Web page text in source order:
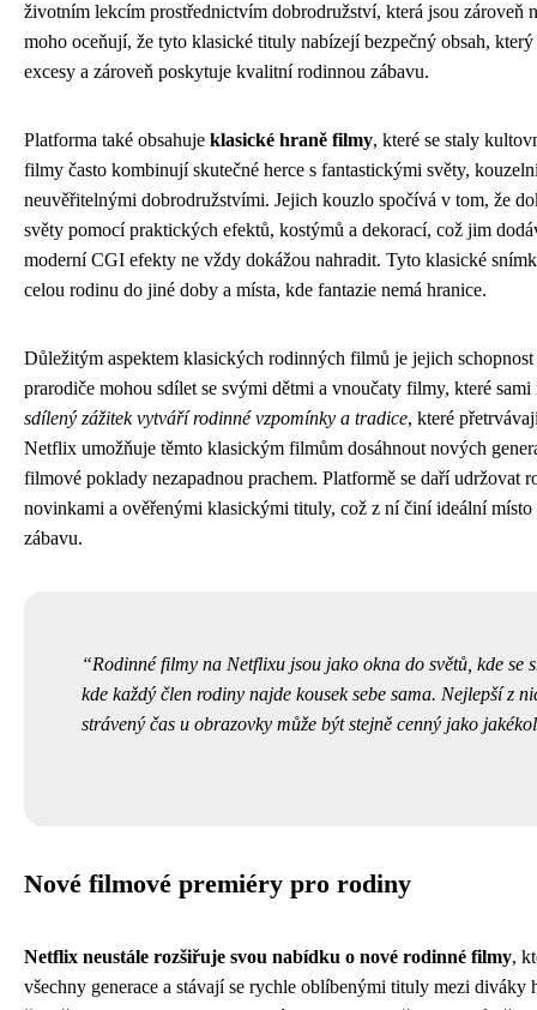
životním lekcím prostřednictvím dobrodružství, která jsou zároveň
moho oceňují, že tyto klasické tituly nabízejí bezpečný obsah,
excesy a zároveň poskytuje kvalitní rodinnou zábavu.
Platforma také obsahuje klasické hraně filmy, které se staly
filmy často kombinují skutečné herce s fantastickými světy,
neuvěřitelnými dobrodružstvími. Jejich kouzlo spočívá v tom, že
světy pomocí praktických efektů, kostýmů a dekorací, což jim
moderní CGI efekty ne vždy dokážou nahradit. Tyto klasické
celou rodinu do jiné doby a místa, kde fantazie nemá hranice.
Důležitým aspektem klasických rodinných filmů je jejich schopnost
prarodiče mohou sdílet se svými dětmi a vnoučaty filmy, které
sdílený zážitek vytváří rodinné vzpomínky a tradice, které
Netflix umožňuje těmto klasickým filmům dosáhnout nových
filmové poklady nezapadnou prachem. Platformě se daří udržovat
novinkami a ověřenými klasickými tituly, což z ní činí ideální
zábavu.
Rodinné filmy na Netflixu jsou jako okna do světů, kde se
kde každý člen rodiny najde kousek sebe sama. Nejlepší z
strávený čas u obrazovky může být stejně cenný jako
Nové filmové premiéry pro rodiny
Netflix neustále rozšiřuje svou nabídku o nové rodinné filmy,
všechny generace a stávají se rychle oblíbenými tituly mezi